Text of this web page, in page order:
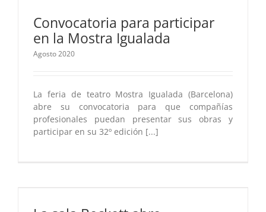
Convocatoria para participar
en la Mostra Igualada
Agosto 2020
La feria de teatro Mostra Igualada (Barcelona)
abre su convocatoria para que compañías
profesionales puedan presentar sus obras y
participar en su 32º edición [...]